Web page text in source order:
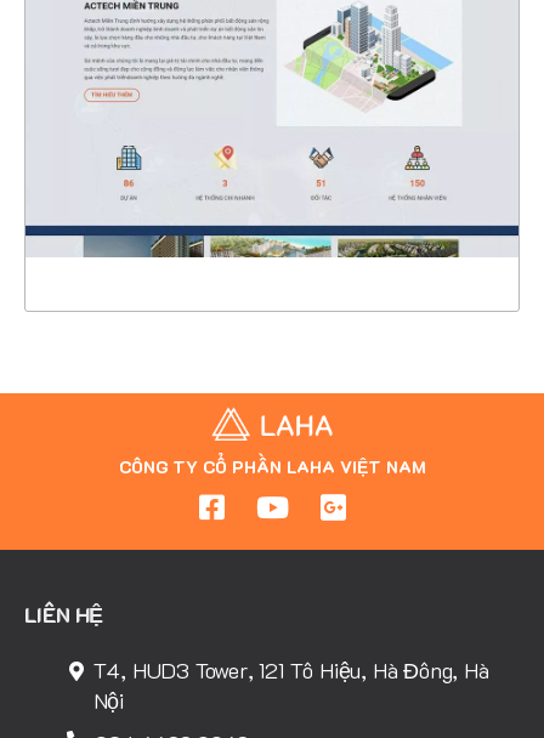
CHI TIẾT
XEM THỰC TẾ
CÔNG TY CỔ PHẦN LAHA VIỆT NAM
LIÊN HỆ
T4, HUD3 Tower, 121 Tô Hiệu, Hà Đông, Hà
Nội